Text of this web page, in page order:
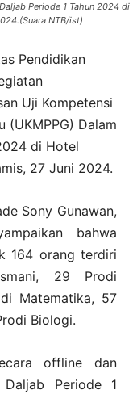
Periode 1 Tahun 2024 di
NTB/ist)
Pendidikan
Uji Kompetensi
(UKMPPG) Dalam
di Hotel
27 Juni 2024.
Sony Gunawan,
bahwa
164 orang terdiri
29 Prodi
Matematika, 57
Biologi.
offline dan
Daljab Periode 1